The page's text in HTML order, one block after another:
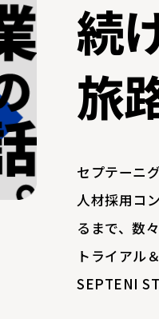
続
旅
セプテーニ
人材採用コ
るまで、数
トライアル
SEPTENI